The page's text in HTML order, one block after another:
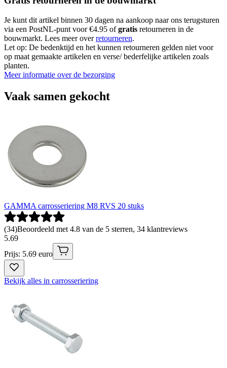
Je kunt dit artikel binnen 30 dagen na aankoop naar ons terugsturen
via een PostNL-punt voor €4.95 ofgratis retourneren in de
bouwmarkt. Lees meer overretourneren.
Let op: De bedenktijd en het kunnen retourneren gelden niet voor
op maat gemaakte artikelen en verse/ bederfelijke artikelen zoals
planten.
Meer informatie over de bezorging
Vaak samen gekocht
GAMMA carrosseriering M8 RVS 20 stuks
(34)Beoordeeld met 4.8 van de 5 sterren, 34 klantreviews
5.69
Prijs: 5.69 euro
Bekijk alles in carrosseriering